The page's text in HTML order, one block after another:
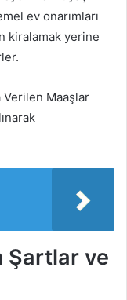
ev onarımları
kiralamak yerine
Verilen Maaşlar
Şartlar ve